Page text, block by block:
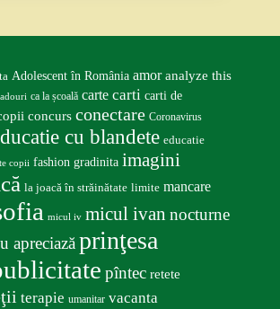
Adolescent în România amor analyze this
ca la școală carte carti carti de
concurs conectare Coronavirus
cu blandete educatie
copii fashion gradinita imagini
la joacă în străinătate limite mancare
micul iv micul ivan nocturne
apreciazăprinţesa
pîntec retete
terapie umanitar vacanta